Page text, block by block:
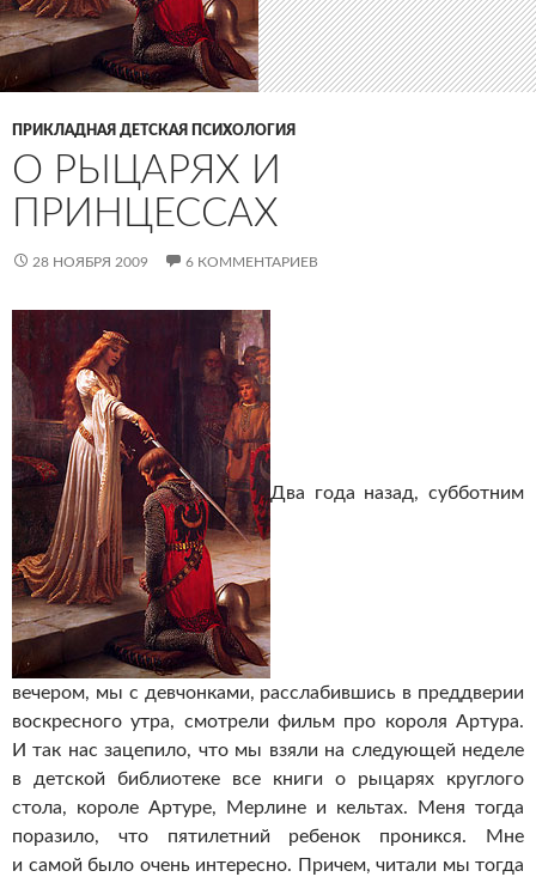
ПРИКЛАДНАЯ ДЕТСКАЯ ПСИХОЛОГИЯ
О РЫЦАРЯХ И
ПРИНЦЕССАХ
28 НОЯБРЯ 2009 6 КОММЕНТАРИЕВ
Два года назад, субботним
вечером, мы с девчонками, расслабившись в преддверии
воскресного утра, смотрели фильм про короля Артура.
И так нас зацепило, что мы взяли на следующей неделе
в детской библиотеке все книги о рыцарях круглого
стола, короле Артуре, Мерлине и кельтах. Меня тогда
поразило, что пятилетний ребенок проникся. Мне
и самой было очень интересно. Причем, читали мы тогда